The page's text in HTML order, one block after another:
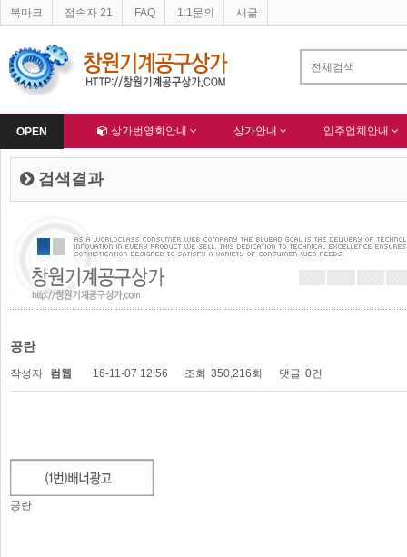
OPEN
북마크 접속자 21 FAQ 1:1문의 새글
이버 등록완료 - 알림 한국종합산업(주) 회원님 가입을 축하드립니다 !
Home 상가번영회안내 상가안내 입주업체안내
검색결과
공란
작성자 컴웹 16-11-07 12:56 조회 350,216회 댓글 0건
공란